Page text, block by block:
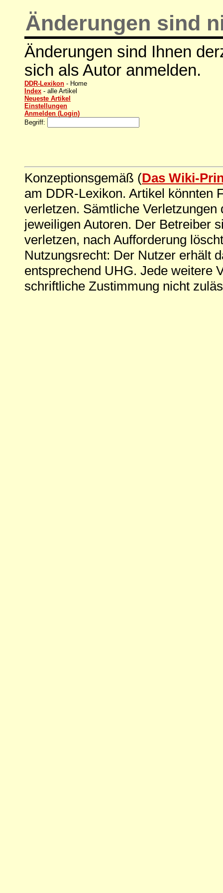
Änderungen sind
Änderungen sind Ihnen
sich als Autor anmelden.
DDR-Lexikon - Home
Index - alle Artikel
Neueste Artikel
Einstellungen
Anmelden (Login)
Begriff:
Konzeptionsgemäß (Das Wiki-
am DDR-Lexikon. Artikel könnten
verletzen. Sämtliche
jeweiligen Autoren. Der Betreiber
verletzen, nach Aufforderung
Nutzungsrecht: Der Nutzer erhält
entsprechend UHG. Jede weitere
schriftliche Zustimmung nicht